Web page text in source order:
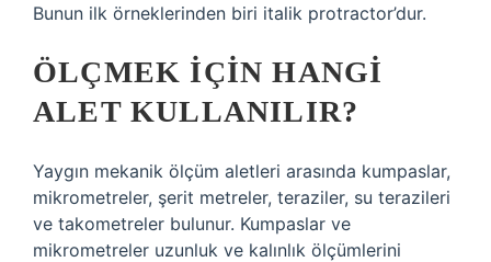
Bunun ilk örneklerinden biri italik protractor’dur.
ÖLÇMEK IÇIN HANGI
ALET KULLANILIR?
Yaygın mekanik ölçüm aletleri arasında kumpaslar,
mikrometreler, şerit metreler, teraziler, su terazileri
ve takometreler bulunur. Kumpaslar ve
mikrometreler uzunluk ve kalınlık ölçümlerini